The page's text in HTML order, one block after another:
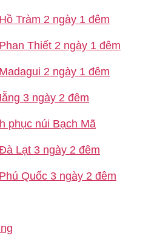
Tràm 2 ngày 1 đêm
Thiết 2 ngày 1 đêm
2 ngày 1 đêm
3 ngày 2 đêm
phục núi Bạch Mã
Lạt 3 ngày 2 đêm
Quốc 3 ngày 2 đêm